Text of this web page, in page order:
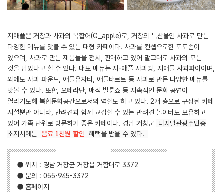
지애플은 거창과 사과의 복합어(G_apple)로, 거창의 특산물인 사과로 만든
다양한 메뉴를 맛볼 수 있는 대형 카페이다. 사과를 컨셉으로한 포토존이
있으며, 사과로 만든 제품들을 전시, 판매하고 있어 말그대로 사과의 모든
것을 담았다고 할 수 있다. 대표 메뉴는 지-애플 사과빵, 지애플 사과파이이며,
외에도 사과 파운드, 애플유자티, 애플타르트 등 사과로 만든 다양한 메뉴를
맛볼 수 있다. 또한, 오페라단, 매직 벌룬쇼 등 지속적인 문화 공연이
열리기도해 복합문화공간으로서의 역할도 하고 있다. 2개 층으로 구성된 카페
시설뿐만 아니라, 반려견과 함께 교감할 수 있는 반려견 놀이터도 보유하고
있어 가족 단위로 방문하기 좋은 카페이다. 경남 거창군 디지털관광주민증
소지시에는 음료 1천원 할인 혜택을 받을 수 있다.
● 위치 : 경남 거창군 거창읍 거함대로 3372
● 문의 : 055-945-3372
● 홈페이지